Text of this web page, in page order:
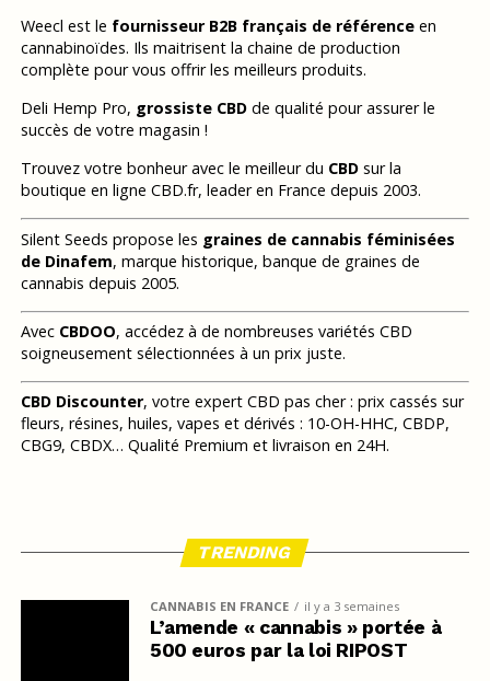
Weecl est le fournisseur B2B français de référenceen
cannabinoïdes. Ils maitrisent la chaine de production
complète pour vous offrir les meilleurs produits.
Deli Hemp Pro, grossiste CBDde qualité pour assurer le
succès de votre magasin !
Trouvez votre bonheur avec le meilleur du CBDsur la
boutique en ligne CBD.fr, leader en France depuis 2003.
Silent Seeds propose les graines de cannabis féminisées
de Dinafem, marque historique, banque de graines de
cannabis depuis 2005.
Avec CBDOO, accédez à de nombreuses variétés CBD
soigneusement sélectionnées à un prix juste.
CBD Discounter, votre expert CBD pas cher : prix cassés sur
fleurs, résines, huiles, vapes et dérivés : 10-OH-HHC, CBDP,
CBG9, CBDX… Qualité Premium et livraison en 24H.
TRENDING
CANNABIS EN FRANCE il y a 3 semaines
L’amende « cannabis » portée à
500 euros par la loi RIPOST